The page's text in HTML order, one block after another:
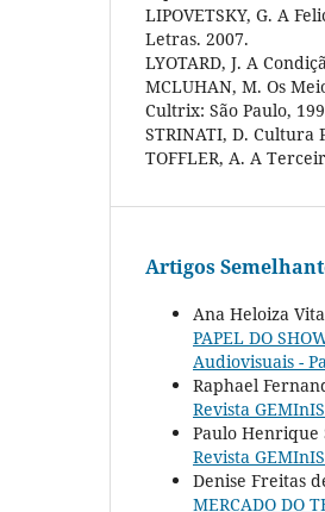
LIPOVETSKY, G. A
Letras. 2007.
LYOTARD, J. A
MCLUHAN, M. Os
Cultrix: São Paulo,
STRINATI, D. Cultura
TOFFLER, A. A
Artigos
Ana Heloiza
PAPEL DO
Audiovisuais -
Raphael
Revista
Paulo Henrique
Revista
Denise Freitas
MERCADO DO